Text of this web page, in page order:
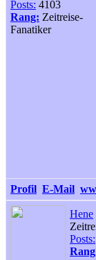
Posts: 4103
Rang: Zeitreise-
Fanatiker
Profil E-Mail
Hene
Posts: